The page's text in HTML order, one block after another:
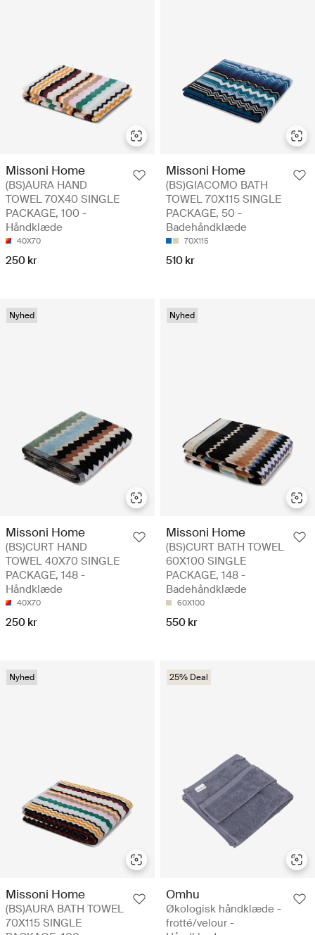
Missoni Home
(BS)AURA HAND
TOWEL 70X40 SINGLE
PACKAGE, 100 -
Håndklæde
40X70
250 kr
Missoni Home
(BS)GIACOMO BATH
TOWEL 70X115 SINGLE
PACKAGE, 50 -
Badehåndklæde
70X115
510 kr
Nyhed
Missoni Home
(BS)CURT HAND
TOWEL 40X70 SINGLE
PACKAGE, 148 -
Håndklæde
40X70
250 kr
Nyhed
Missoni Home
(BS)CURT BATH TOWEL
60X100 SINGLE
PACKAGE, 148 -
Badehåndklæde
60X100
550 kr
Nyhed
Missoni Home
(BS)AURA BATH TOWEL
70X115 SINGLE
25% Deal
Omhu
Økologisk håndklæde -
frotté/velour -